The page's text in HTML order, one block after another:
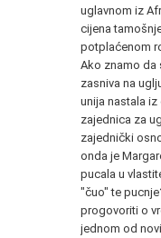
uglavnom iz
cijena
potplaćenom
Ako znamo da
zasniva na
unija nastala
zajednica za
zajednički
onda je
pucala u
"čuo" te
progovoriti o
jednom od